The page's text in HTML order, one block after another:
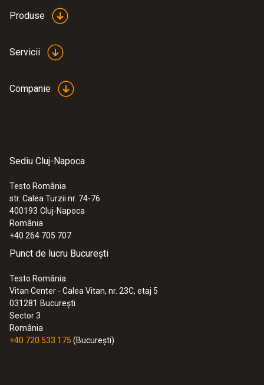
Produse
Servicii
Companie
Sediu Cluj-Napoca
Testo România
str. Calea Turzii nr. 74-76
400193 Cluj-Napoca
România
+40 264 705 707
Punct de lucru București
Testo România
Vitan Center - Calea Vitan, nr. 23C, etaj 5
031281 București
Sector 3
România
+40 720 533 175 (București)